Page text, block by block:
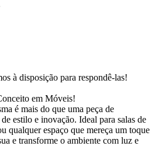
à disposição para respondê-las!
em Móveis!
é mais do que uma peça de
estilo e inovação. Ideal para salas de
qualquer espaço que mereça um toque
e transforme o ambiente com luz e